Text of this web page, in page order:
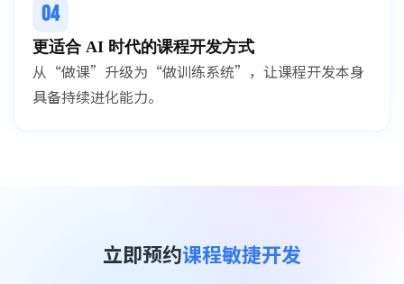
04
更适合 AI 时代的课程开发方式
从“做课”升级为“做训练系统”，让课程开发本身
具备持续进化能力。
立即预约课程敏捷开发